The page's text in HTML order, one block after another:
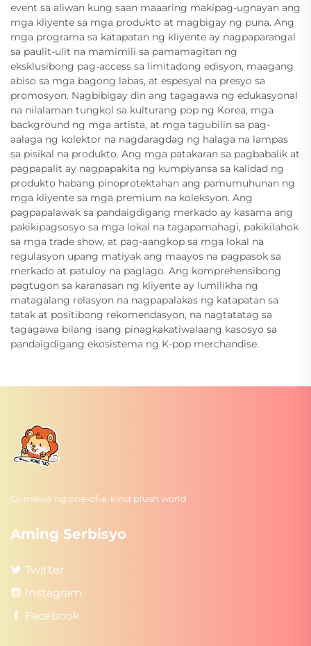
event sa aliwan kung saan maaaring makipag-ugnayan ang
mga kliyente sa mga produkto at magbigay ng puna. Ang
mga programa sa katapatan ng kliyente ay nagpaparangal
sa paulit-ulit na mamimili sa pamamagitan ng
eksklusibong pag-access sa limitadong edisyon, maagang
abiso sa mga bagong labas, at espesyal na presyo sa
promosyon. Nagbibigay din ang tagagawa ng edukasyonal
na nilalaman tungkol sa kulturang pop ng Korea, mga
background ng mga artista, at mga tagubilin sa pag-
aalaga ng kolektor na nagdaragdag ng halaga na lampas
sa pisikal na produkto. Ang mga patakaran sa pagbabalik at
pagpapalit ay nagpapakita ng kumpiyansa sa kalidad ng
produkto habang pinoprotektahan ang pamumuhunan ng
mga kliyente sa mga premium na koleksyon. Ang
pagpapalawak sa pandaigdigang merkado ay kasama ang
pakikipagsosyo sa mga lokal na tagapamahagi, pakikilahok
sa mga trade show, at pag-aangkop sa mga lokal na
regulasyon upang matiyak ang maayos na pagpasok sa
merkado at patuloy na paglago. Ang komprehensibong
pagtugon sa karanasan ng kliyente ay lumilikha ng
matagalang relasyon na nagpapalakas ng katapatan sa
tatak at positibong rekomendasyon, na nagtatatag sa
tagagawa bilang isang pinagkakatiwalaang kasosyo sa
pandaigdigang ekosistema ng K-pop merchandise.
Gumawa ng one-of-a-kind plush world
Aming Serbisyo
Twitter
Instagram
Facebook